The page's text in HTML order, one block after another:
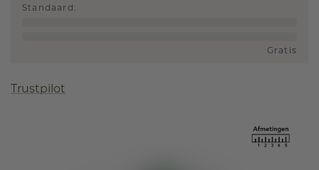
Standaard :
Gratis
Trustpilot